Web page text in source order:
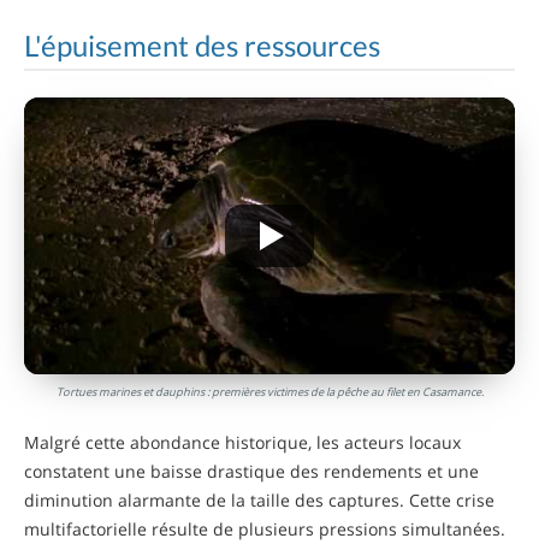
L'épuisement des ressources
Tortues marines et dauphins : premières victimes de la pêche au filet en Casamance.
Malgré cette abondance historique, les acteurs locaux
constatent une baisse drastique des rendements et une
diminution alarmante de la taille des captures. Cette crise
multifactorielle résulte de plusieurs pressions simultanées.